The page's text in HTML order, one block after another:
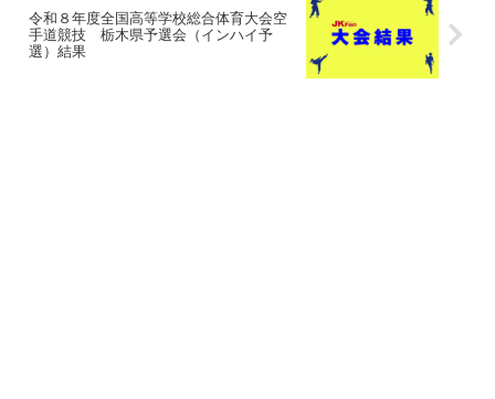
令和８年度全国高等学校総合体育大会空
手道競技 栃木県予選会（インハイ予
選）結果